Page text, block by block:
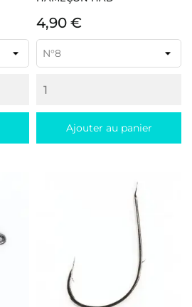
Prix
4,90 €
Ajouter au panier